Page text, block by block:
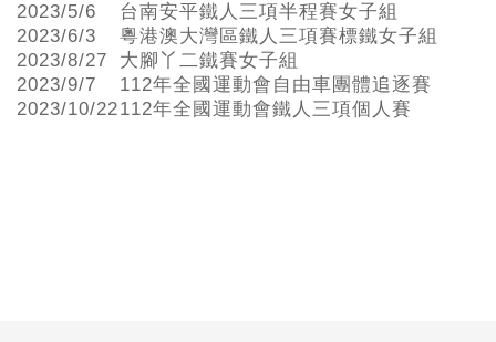
2023/5/6
台南安平鐵人三項半程賽女子組
2023/6/3
粵港澳大灣區鐵人三項賽標鐵女子組
2023/8/27
大腳丫二鐵賽女子組
2023/9/7
112年全國運動會自由車團體追逐賽
2023/10/22112年全國運動會鐵人三項個人賽